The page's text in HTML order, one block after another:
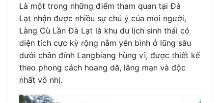
Là một trong những điểm tham quan tại Đà
Lạt nhận được nhiều sự chú ý của mọi người,
Làng Cù Lần Đà Lạt là khu du lịch sinh thái có
diện tích cực kỳ rộng nằm yên bình ở lũng sâu
dưới chân đỉnh Langbiang hùng vĩ, được thiết kế
theo phong cách hoang dã, lãng mạn và độc
nhất vô nhị.